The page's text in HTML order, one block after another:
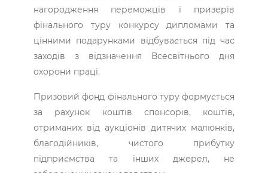
нагородження переможців і призерів
фінального туру конкурсу дипломами та
цінними подарунками відбувається під час
заходів з відзначення Всесвітнього дня
охорони праці.
Призовий фонд фінального туру формується
за рахунок коштів спонсорів, коштів,
отриманих від аукціонів дитячих малюнків,
благодійників, чистого прибутку
підприємства та інших джерел, не